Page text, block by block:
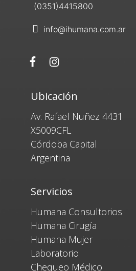
(0351)4415800
info@ihumana.com.ar
Ubicación
Av. Rafael Nuñez 4431
X5009CFL
Córdoba Capital
Argentina
Servicios
Humana Consultorios
Humana Cirugía
Humana Mujer
Laboratorio
Chequeo Médico